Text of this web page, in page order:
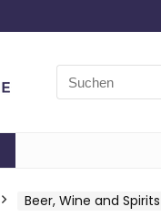
Search
for:
Beer, Wine and Spirits